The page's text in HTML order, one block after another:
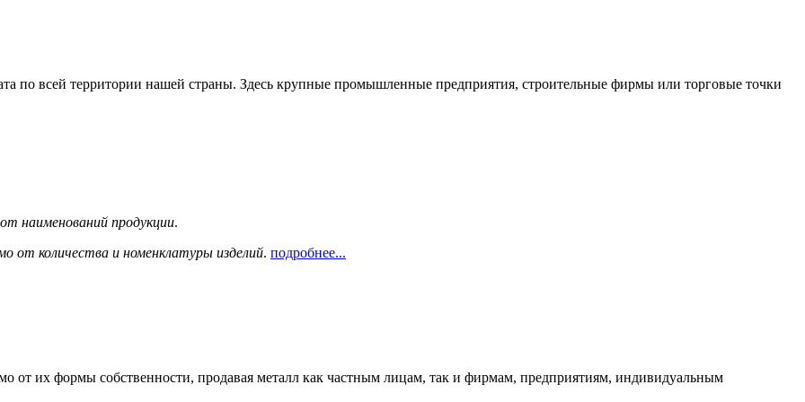
по всей территории нашей страны. Здесь крупные промышленные предприятия, строительные фирмы или торговые точки
наименований продукции.
от количества и номенклатуры изделий. подробнее...
от их формы собственности, продавая металл как частным лицам, так и фирмам, предприятиям, индивидуальным